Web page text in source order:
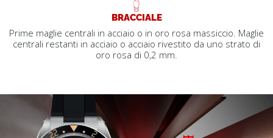
BRACCIALE
Prime maglie centrali in acciaio o in oro rosa massiccio. Maglie
centrali restanti in acciaio o acciaio rivestito da uno strato di
oro rosa di 0,2 mm.